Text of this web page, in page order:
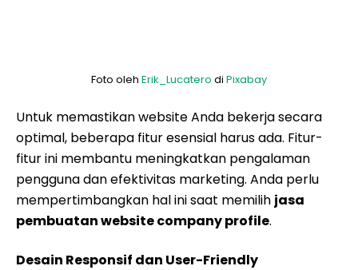
Foto oleh Erik_Lucatero di Pixabay
Untuk memastikan website Anda bekerja secara
optimal, beberapa fitur esensial harus ada. Fitur-
fitur ini membantu meningkatkan pengalaman
pengguna dan efektivitas marketing. Anda perlu
mempertimbangkan hal ini saat memilih jasa
pembuatan website company profile.
Desain Responsif dan User-Friendly